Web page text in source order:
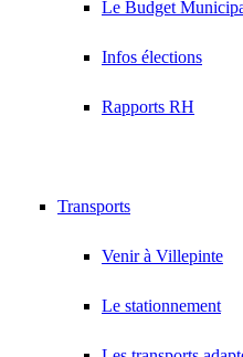
Le Budget
Infos élections
Rapports RH
Transports
Venir à Villepinte
Le stationnement